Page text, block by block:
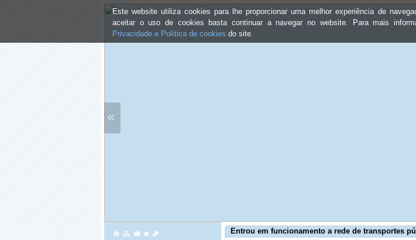
Este website utiliza cookies para lhe proporcionar uma melhor experiência de
aceitar o uso de cookies basta continuar a navegar no website. Para mais
Privacidade e Política de cookies do site.
«
Entrou em funcionamento a rede de transportes